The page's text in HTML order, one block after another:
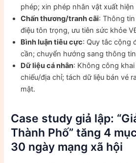
phép; xin phép nhân vật xuất hiện
Chấn thương/tranh cãi: Thông
điệu tôn trọng, ưu tiên sức khỏe
Bình luận tiêu cực: Quy tắc cộng
cần; chuyển hướng sang thông
Dữ liệu cá nhân: Không công
chiếu/địa chỉ; tách dữ liệu bán vé
mật.
Case study giả lập:
Thành Phố” tăng 4
30 ngày mạng xã hội